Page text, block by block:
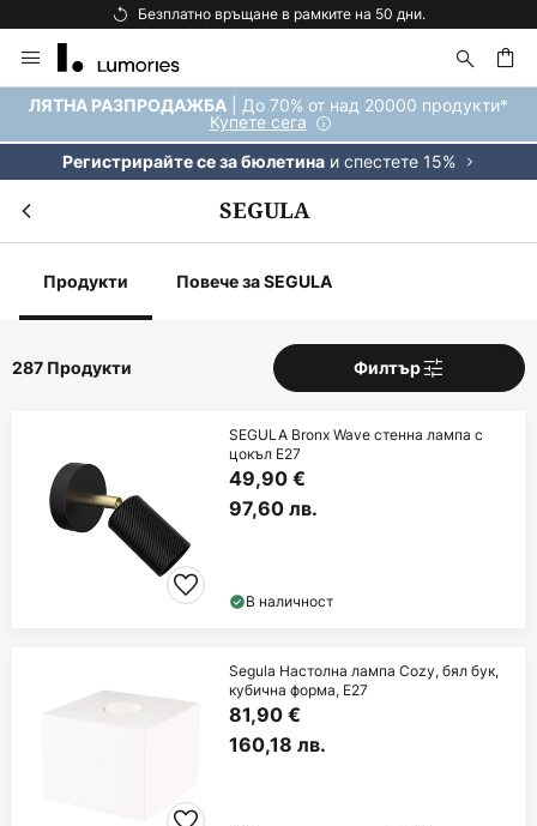
Безплатна доставка над 92 €.
Прескачане
към
съдържанието
ЛЯТНА РАЗПРОДАЖБА | До 70% от над 20000 продукти*
Купете сега
Регистрирайте се за бюлетинаи спестете 15%
SEGULA
Продукти Повече за SEGULA
287 Продукти Филтър
SEGULA Bronx Wave стенна лампа с
цокъл E27
49,90 €
97,60 лв.
В наличност
Segula Настолна лампа Cozy, бял бук,
кубична форма, E27
81,90 €
160,18 лв.